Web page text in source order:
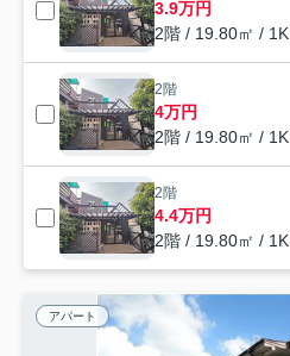
3.9万円
2階 / 19.80㎡ / 1K
2階
4万円
2階 / 19.80㎡ / 1K
2階
4.4万円
2階 / 19.80㎡ / 1K
アパート